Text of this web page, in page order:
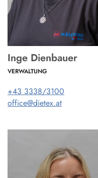
Inge Dienbauer
VERWALTUNG
+43 3338/3100
office@dietex.at